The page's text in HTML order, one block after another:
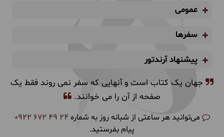
عمومی
سفرها
پیشنهاد آرندتور
جهان یک کتاب است و آنهایی که سفر نمی روند فقط یک
صفحه از آن را می خوانند.
می‌توانید هر ساعتی از شبانه روز به شماره 0922 672 49 24
پیام بفرستید.